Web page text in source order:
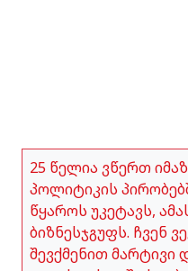
25 წელია ვწერთ
პოლიტიკის
წყაროს უკეტავს,
ბიზნესჯგუფს. ჩვენ
შევქმენით